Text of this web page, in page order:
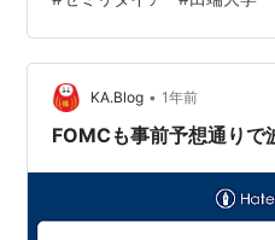
Yahoo！ファイナンスが使い
折角なので株探のgumiペー
ｉ【3903】株の基本情報｜
数字が見えまし…
KA.Blog • 1年前
FOMCも事前予想通りで